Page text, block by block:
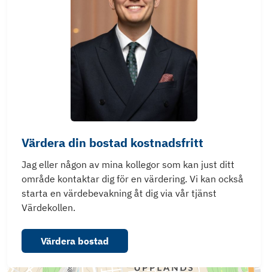
Värdera din bostad kostnadsfritt
Jag eller någon av mina kollegor som kan just ditt
område kontaktar dig för en värdering. Vi kan också
starta en värdebevakning åt dig via vår tjänst
Värdekollen.
Värdera bostad